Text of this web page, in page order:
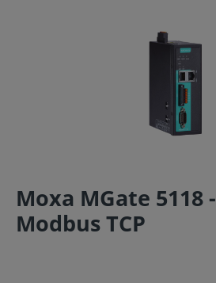
Moxa MGate 5118
Modbus TCP